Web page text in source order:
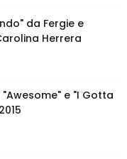
da Fergie e
Herrera
e "I Gotta